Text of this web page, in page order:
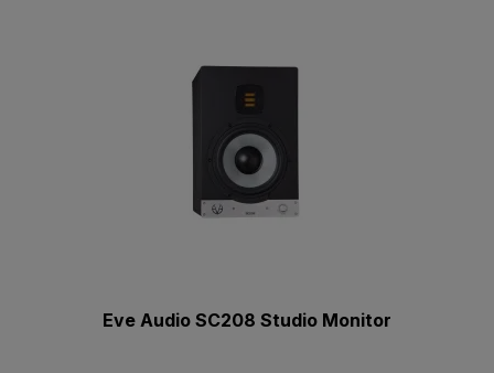
Eve Audio SC208 Studio Monitor